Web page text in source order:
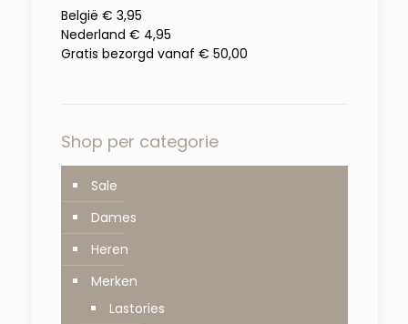
België € 3,95
Nederland € 4,95
Gratis bezorgd vanaf € 50,00
Shop per categorie
Sale
Dames
Heren
Merken
Lastories